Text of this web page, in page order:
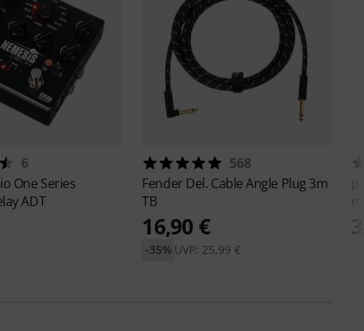
6
One Series
ADT
568
Fender Del. Cable Angle Plug 3m
TB
16,90 €
UVP: 25,99 €
-35%